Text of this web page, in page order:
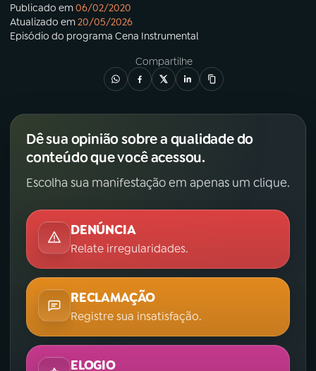
Publicado em06/02/2020
Atualizado em20/05/2026
Episódio do programa Cena Instrumental
Compartilhe
Dê sua opinião sobre a qualidade do
conteúdo que você acessou.
Escolha sua manifestação em apenas um clique.
DENÚNCIA
Relate irregularidades.
RECLAMAÇÃO
Registre sua insatisfação.
ELOGIO